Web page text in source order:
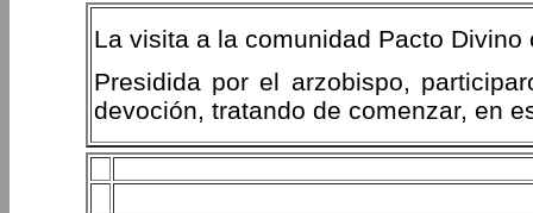
La visita a la comunidad Pacto
Presidida por el arzobispo,
devoción, tratando de comenzar, en